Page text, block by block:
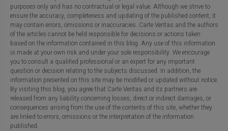
purposes only and has no contractual or legal value. Although we strive to
ensure the accuracy, completeness and updating of the published content, it
may contain errors, omissions or inaccuracies. Carte Veritas and the authors
of the articles cannot be held responsible for decisions or actions taken
based on the information contained in this blog. Any use of this information
is made at your own risk and under your sole responsibility. We encourage
you to consult a qualified professional or an expert for any important
question or decision relating to the subjects discussed. In addition, the
information presented on this site may be modified or updated without notice.
By visiting this blog, you agree that Carte Veritas and its partners are
released from any liability concerning losses, direct or indirect damages, or
consequences arising from the use of the contents of this site, whether they
are linked to errors, omissions or the interpretation of the information
published.